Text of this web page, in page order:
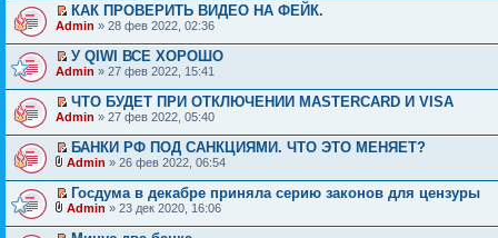
КАК ПРОВЕРИТЬ ВИДЕО НА ФЕЙК.
Admin » 28 фев 2022, 02:36
У QIWI ВСЕ ХОРОШО
Admin » 27 фев 2022, 15:41
ЧТО БУДЕТ ПРИ ОТКЛЮЧЕНИИ MASTERCARD И VISA
Admin » 27 фев 2022, 05:40
БАНКИ РФ ПОД САНКЦИЯМИ. ЧТО ЭТО МЕНЯЕТ?
Admin » 26 фев 2022, 06:54
Госдума в декабре приняла серию законов для цензуры
Admin » 23 дек 2020, 16:06